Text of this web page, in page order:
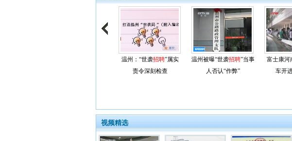
温州：“世袭招聘”属实
责令深刻检查
温州被曝“世袭招聘”当事
人否认“作弊”
富士康河
车开
视频精选